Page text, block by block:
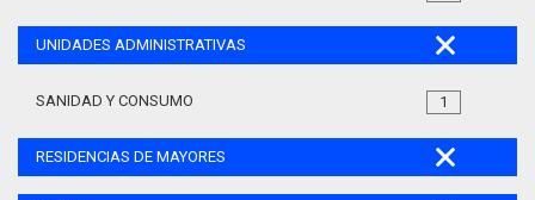
UNIDADES ADMINISTRATIVAS
1
SANIDAD Y CONSUMO
RESIDENCIAS DE MAYORES